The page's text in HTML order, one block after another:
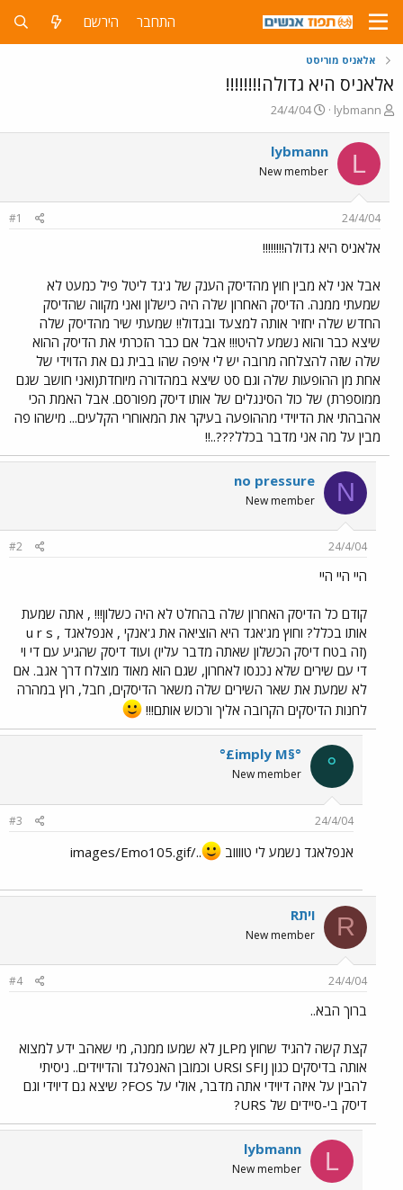
התחבר הירשם
אלאניס מוריסט
אלאניס היא גדולה!!!!!!!!
פ
ח
ה
ו
ש
lybmann
פ
ס
ם
ת
י
24/4/04
L
lybmann
New member
24/4/04
#1
אלאניס היא גדולה!!!!!!!!
אבל אני לא מבין חוץ מהדיסק הענק של ג'גד ליטל פיל כמעט לא
שמעתי ממנה. הדיסק האחרון שלה היה כישלון ואני מקווה שהדיסק
החדש שלה יחזיר אותה למצעד ובגדול!! שמעתי שיר מהדיסק שלה
שיצא כבר והוא נשמע להיט!!! אבל אם כבר הזכרתי את הדיסק ההוא
שלה שזה להצלחה מרובה יש לי איפה שהו בבית גם את הדוידי של
אחת מן ההופעות שלה וגם סט שיצא במהדורה מיוחדת(ואני חושב שגם
ממוספרת) של כול הסינגלים של אותו דיסק מפורסם. אבל האמת הכי
אהבהתי את הדיוידי מההופעה בעיקר את המאוחרי הקלעים... מישהו פה
מבין על מה אני מדבר בכלל???..!!
N
no pressure
New member
24/4/04
#2
היי היי היי
קודם כל הדיסק האחרון שלה בהחלט לא היה כשלון!!! , אתה שמעת
אותו בכלל? וחוץ מג'אגד היא הוציאה את ג'אנקי , אנפלאגד , u r s
(זה בטח דיסק הכשלון שאתה מדבר עליו) ועוד דיסק שהגיע עם די וי
די עם שירים שלא נכנסו לאחרון, שגם הוא מאוד מוצלח דרך אגב. אם
לא שמעת את שאר השירים שלה משאר הדיסקים, חבל, רוץ במהרה
לחנות הדיסקים הקרובה אליך ורכוש אותם!!!
°
°£imply M§°
New member
24/4/04
#3
אנפלאגד נשמע לי טווווב ../images/Emo105.gif
R Rוית
New member
24/4/04
#4
ברוך הבא..
קצת קשה להגיד שחוץ מJLP לא שמעו ממנה, מי שאהב ידע למצוא
אותה בדיסקים כגון SFIJ וURS וכמובן האנפלגד והדיוידים.. ניסיתי
להבין על איזה דיוידי אתה מדבר, אולי על FOS? שיצא גם דיוידי וגם
דיסק בי-סיידים של URS?
L
lybmann
New member